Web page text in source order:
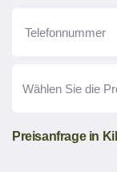
Preisanfrage in